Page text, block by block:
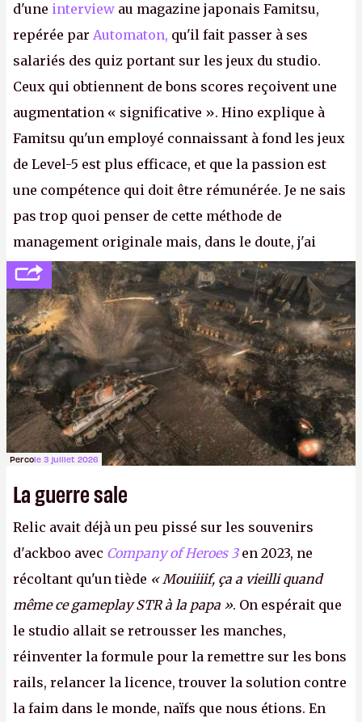
d'une interview au magazine japonais Famitsu,
repérée par Automaton, qu'il fait passer à ses
salariés des quiz portant sur les jeux du studio.
Ceux qui obtiennent de bons scores reçoivent une
augmentation « significative ». Hino explique à
Famitsu qu'un employé connaissant à fond les jeux
de Level-5 est plus efficace, et que la passion est
une compétence qui doit être rémunérée. Je ne sais
pas trop quoi penser de cette méthode de
management originale mais, dans le doute, j'ai
décidé d'apprendre par cœur les 300 derniers
numéros deCanard PCavant de demander une
augmentation à Ivan Le Fou.A.
Percole 3 juillet 2026
La guerre sale
Relic avait déjà un peu pissé sur les souvenirs
d'ackboo avec Company of Heroes 3en 2023, ne
récoltant qu'un tiède « Mouiiiif, ça a vieilli quand
même ce gameplay STR à la papa ». On espérait que
le studio allait se retrousser les manches,
réinventer la formule pour la remettre sur les bons
rails, relancer la licence, trouver la solution contre
la faim dans le monde, naïfs que nous étions. En